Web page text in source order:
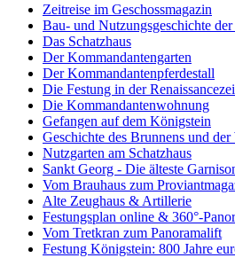
Zeitreise im Geschossmagazin
Bau- und Nutzungsgeschichte
Das Schatzhaus
Der Kommandantengarten
Der Kommandantenpferdestall
Die Festung in der
Die Kommandantenwohnung
Gefangen auf dem Königstein
Geschichte des Brunnens und der
Nutzgarten am Schatzhaus
Sankt Georg - Die älteste
Vom Brauhaus zum
Alte Zeughaus & Artillerie
Festungsplan online & 360°-
Vom Tretkran zum Panoramalift
Festung Königstein: 800 Jahre